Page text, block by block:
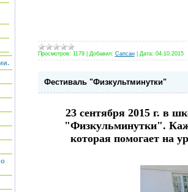
Просмотров: 1179 Добавил: Сапсан Дата: 04.10.2015
Фестиваль "Физкультминутки"
23 сентября 2015 г. в
"Физкульминутки".
которая помогает на